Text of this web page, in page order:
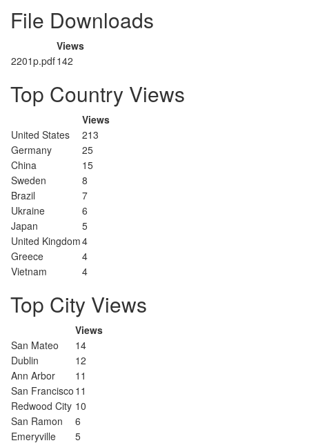
File Downloads
Views
2201p.pdf142
Top Country Views
Views
United States
213
Germany
25
China
15
Sweden
8
Brazil
7
Ukraine
6
Japan
5
United Kingdom4
Greece
4
Vietnam
4
Top City Views
Views
San Mateo
14
Dublin
12
Ann Arbor
11
San Francisco 11
Redwood City 10
San Ramon
6
Emeryville
5